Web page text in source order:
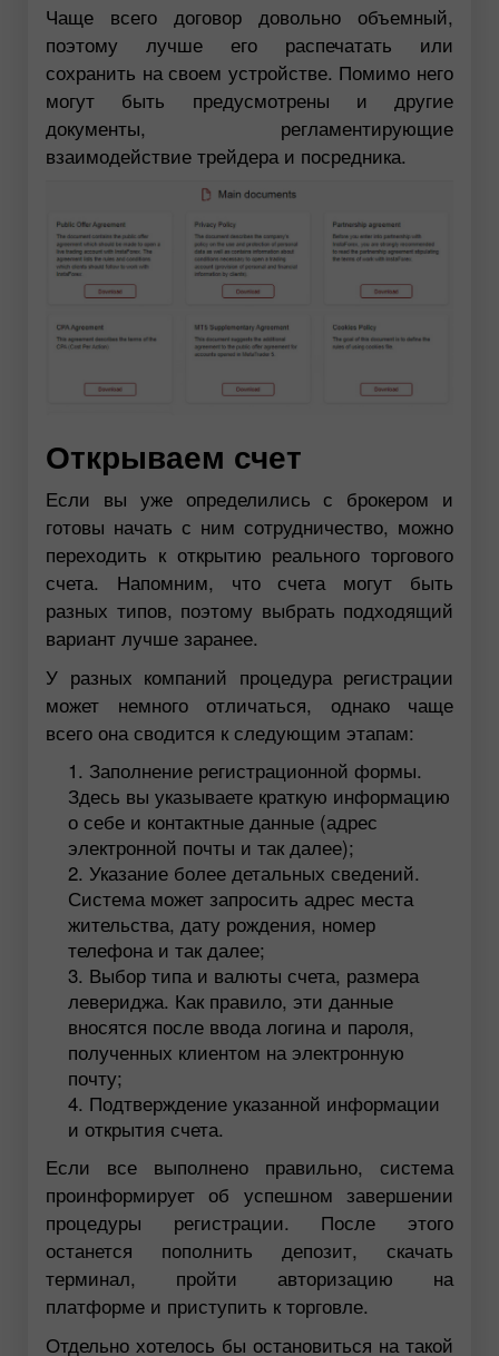
Чаще всего договор довольно объемный,
поэтому лучше его распечатать или
сохранить на своем устройстве. Помимо него
могут быть предусмотрены и другие
документы, регламентирующие
взаимодействие трейдера и посредника.
Открываем счет
Если вы уже определились с брокером и
готовы начать с ним сотрудничество, можно
переходить к открытию реального торгового
счета. Напомним, что счета могут быть
разных типов, поэтому выбрать подходящий
вариант лучше заранее.
У разных компаний процедура регистрации
может немного отличаться, однако чаще
всего она сводится к следующим этапам:
Заполнение регистрационной формы.
Здесь вы указываете краткую информацию
о себе и контактные данные (адрес
электронной почты и так далее);
Указание более детальных сведений.
Система может запросить адрес места
жительства, дату рождения, номер
телефона и так далее;
Выбор типа и валюты счета, размера
левериджа. Как правило, эти данные
вносятся после ввода логина и пароля,
полученных клиентом на электронную
почту;
Подтверждение указанной информации
и открытия счета.
Если все выполнено правильно, система
проинформирует об успешном завершении
процедуры регистрации. После этого
останется пополнить депозит, скачать
терминал, пройти авторизацию на
платформе и приступить к торговле.
Отдельно хотелось бы остановиться на такой